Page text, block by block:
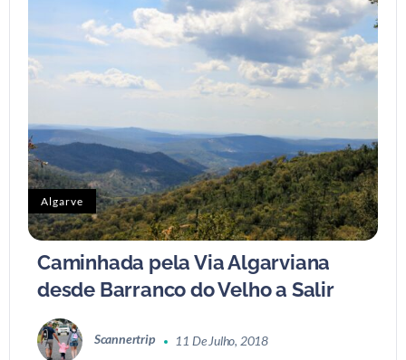
Algarve
Caminhada pela Via Algarviana
desde Barranco do Velho a Salir
Scannertrip 11 De Julho, 2018